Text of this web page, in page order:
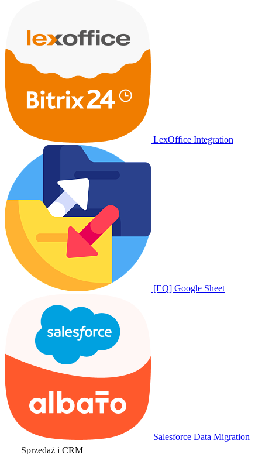
LexOffice Integration
[EQ] Google Sheet
Salesforce Data Migration
Sprzedaż i CRM